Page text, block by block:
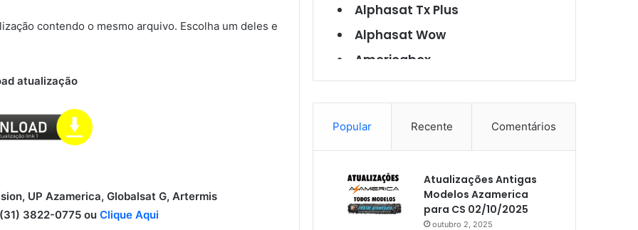
contendo o mesmo arquivo. Escolha um deles e
atualização
UP Azamerica, Globalsat G, Artermis
3822-0775 ou Clique Aqui
Alphasat Tx Plus
Alphasat Wow
Americabox
Americabox S101
Americabox S105 Plus
Americabox S205 Plus
Americabox S305 Plus
Popular Recente Comentários
Atualizações Antigas
Modelos Azamerica
para CS 02/10/2025
outubro 2, 2025